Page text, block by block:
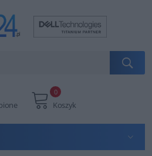
Koszyk
0